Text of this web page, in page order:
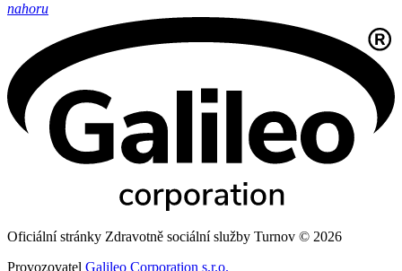
nahoru
Oficiální stránky Zdravotně sociální služby Turnov © 2026
Provozovatel Galileo Corporation s.r.o.